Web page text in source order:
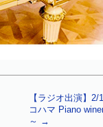
【ラジオ出演】
コハマ Piano
～ →